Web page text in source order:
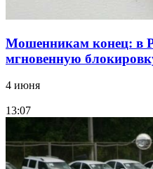
Мошенникам конец: в
мгновенную
4 июня
13:07